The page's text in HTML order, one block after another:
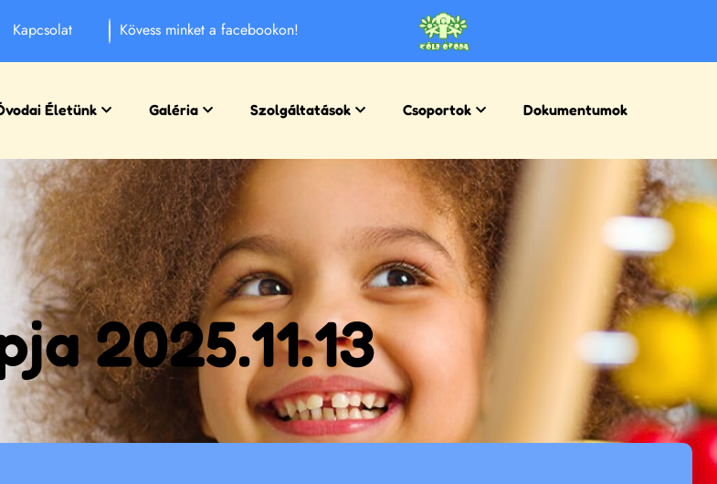
Kapcsolat Kövess minket a facebookon!
Életünk Galéria Szolgáltatások Csoportok Dokumentumok
2025.11.13